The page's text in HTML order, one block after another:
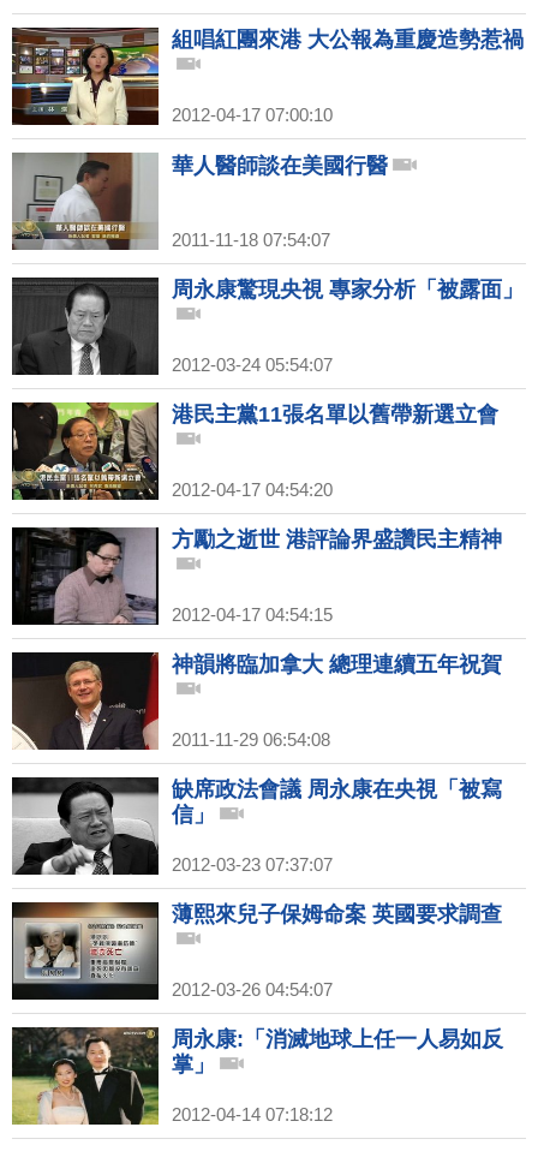
組唱紅團來港 大公報為重慶造勢惹禍
2012-04-17 07:00:10
華人醫師談在美國行醫
2011-11-18 07:54:07
周永康驚現央視 專家分析「被露面」
2012-03-24 05:54:07
港民主黨11張名單以舊帶新選立會
2012-04-17 04:54:20
方勵之逝世 港評論界盛讚民主精神
2012-04-17 04:54:15
神韻將臨加拿大 總理連續五年祝賀
2011-11-29 06:54:08
缺席政法會議 周永康在央視「被寫
信」
2012-03-23 07:37:07
薄熙來兒子保姆命案 英國要求調查
2012-03-26 04:54:07
周永康:「消滅地球上任一人易如反
掌」
2012-04-14 07:18:12